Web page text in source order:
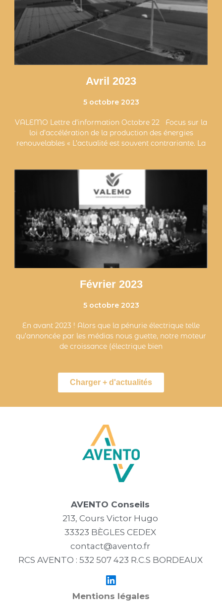
Avril 2023
5 octobre 2023
VALEMO Lettre d’information Octobre 22 Focus sur la
loi d’accélération de la production des énergies
renouvelables « L’actualité est souvent contrariante. La
Février 2023
5 octobre 2023
En avant 2023 ! Alors que la pénurie électrique telle
qu’annoncée par les médias nous guette, notre moteur
de croissance (électrique bien
Charger + d'actualités
AVENTO Conseils
213, Cours Victor Hugo
33323 BÈGLES CEDEX
contact@avento.fr
RCS AVENTO : 532 507 423 R.C.S BORDEAUX
Mentions légales